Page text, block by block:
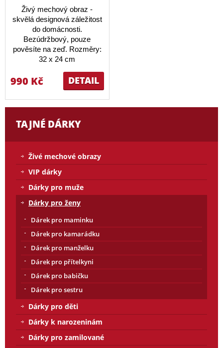
Živý mechový obraz -
skvělá designová záležitost
do domácnosti.
Bezúdržbový, pouze
pověsíte na zeď. Rozměry:
32 x 24 cm
DETAIL
990 Kč
TAJNÉ DÁRKY
Živé mechové obrazy
VIP dárky
Dárky pro muže
Dárky pro ženy
Dárek pro maminku
Dárek pro kamarádku
Dárek pro manželku
Dárek pro přítelkyni
Dárek pro babičku
Dárek pro sestru
Dárky pro děti
Dárky k narozeninám
Dárky pro zamilované